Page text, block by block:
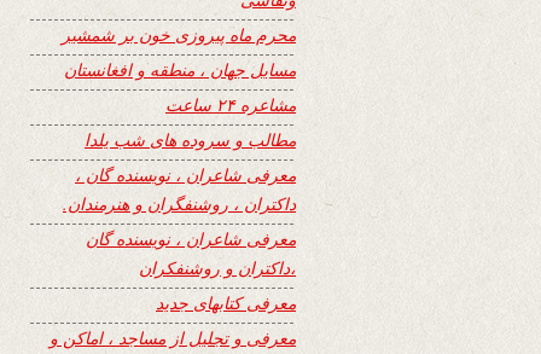
محرم ماه پیروزی خون بر شمشیر
مسایل جهان ، منطقه و افغانستان
مشاعره ۲۴ ساعت
مطالب و سروده های شب یلدا
معرفی شاعران ، نویسنده گان ،
داکتران ، روشنفگران و هنرمندان.
معرفی شاعران ، نویسنده گان
،داکتران و روشنفکران
معرفی کتابهای جدید
معرفی و تجلیل از مساجد ، اماکن و